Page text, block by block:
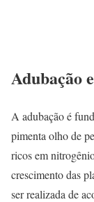
Adubação
A adubação é
pimenta olho de
ricos em
crescimento das
ser realizada de